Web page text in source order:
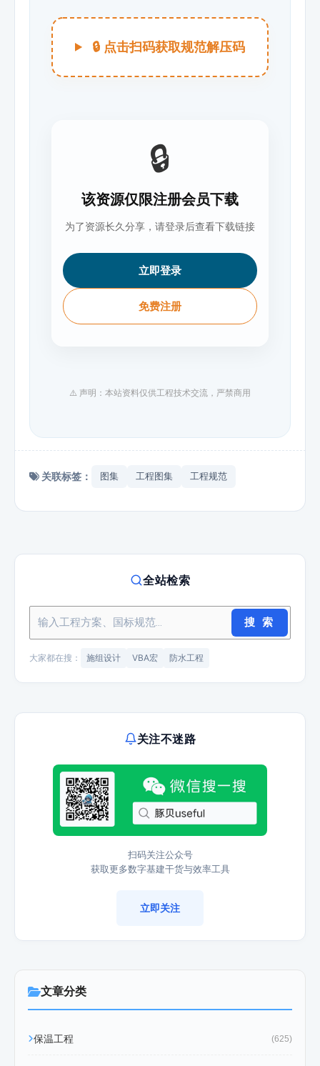
🔒 点击扫码获取规范解压码
🔒
该资源仅限注册会员下载
为了资源长久分享，请登录后查看下载链接
立即登录
免费注册
⚠️ 声明：本站资料仅供工程技术交流，严禁商用
关联标签： 图集 工程图集 工程规范
全站检索
搜 索
大家都在搜： 施组设计 VBA宏 防水工程
关注不迷路
扫码关注公众号
获取更多数字基建干货与效率工具
立即关注
文章分类
保温工程 (625)